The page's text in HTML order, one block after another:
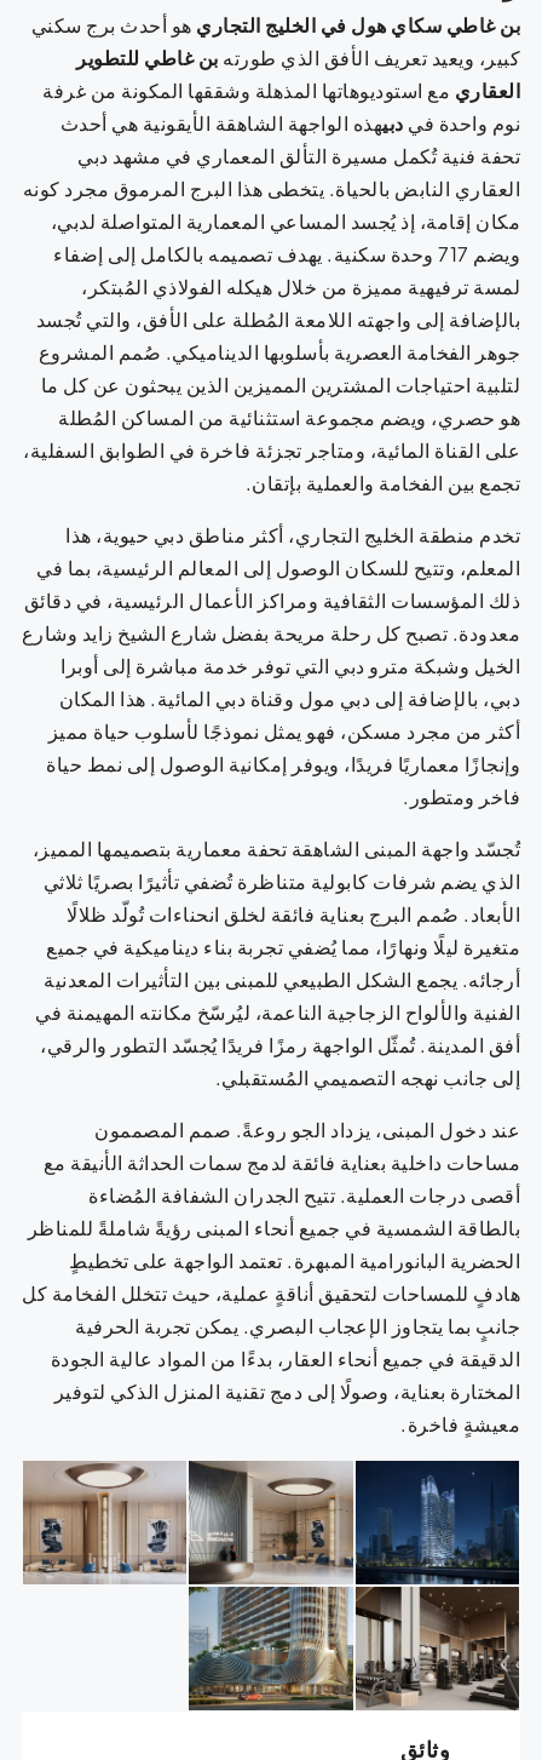
بن غاطي سكاي هول في الخليج التجاري هو أحدث برج سكني
كبير، ويعيد تعريف الأفق الذي طورتهبن غاطي للتطوير
العقاريمع استوديوهاتها المذهلة وشققها المكونة من غرفة
نوم واحدة فيدبيهذه الواجهة الشاهقة الأيقونية هي أحدث
تحفة فنية تُكمل مسيرة التألق المعماري في مشهد دبي
العقاري النابض بالحياة. يتخطى هذا البرج المرموق مجرد كونه
مكان إقامة، إذ يُجسد المساعي المعمارية المتواصلة لدبي،
ويضم 717 وحدة سكنية. يهدف تصميمه بالكامل إلى إضفاء
لمسة ترفيهية مميزة من خلال هيكله الفولاذي المُبتكر،
بالإضافة إلى واجهته اللامعة المُطلة على الأفق، والتي تُجسد
جوهر الفخامة العصرية بأسلوبها الديناميكي. صُمم المشروع
لتلبية احتياجات المشترين المميزين الذين يبحثون عن كل ما
هو حصري، ويضم مجموعة استثنائية من المساكن المُطلة
على القناة المائية، ومتاجر تجزئة فاخرة في الطوابق السفلية،
تجمع بين الفخامة والعملية بإتقان.
تخدم منطقة الخليج التجاري، أكثر مناطق دبي حيوية، هذا
المعلم، وتتيح للسكان الوصول إلى المعالم الرئيسية، بما في
ذلك المؤسسات الثقافية ومراكز الأعمال الرئيسية، في دقائق
معدودة. تصبح كل رحلة مريحة بفضل شارع الشيخ زايد وشارع
الخيل وشبكة مترو دبي التي توفر خدمة مباشرة إلى أوبرا
دبي، بالإضافة إلى دبي مول وقناة دبي المائية. هذا المكان
أكثر من مجرد مسكن، فهو يمثل نموذجًا لأسلوب حياة مميز
وإنجازًا معماريًا فريدًا، ويوفر إمكانية الوصول إلى نمط حياة
فاخر ومتطور.
تُجسّد واجهة المبنى الشاهقة تحفة معمارية بتصميمها المميز،
الذي يضم شرفات كابولية متناظرة تُضفي تأثيرًا بصريًا ثلاثي
الأبعاد. صُمم البرج بعناية فائقة لخلق انحناءات تُولّد ظلالًا
متغيرة ليلًا ونهارًا، مما يُضفي تجربة بناء ديناميكية في جميع
أرجائه. يجمع الشكل الطبيعي للمبنى بين التأثيرات المعدنية
الفنية والألواح الزجاجية الناعمة، ليُرسّخ مكانته المهيمنة في
أفق المدينة. تُمثّل الواجهة رمزًا فريدًا يُجسّد التطور والرقي،
إلى جانب نهجه التصميمي المُستقبلي.
عند دخول المبنى، يزداد الجو روعةً. صمم المصممون
مساحات داخلية بعناية فائقة لدمج سمات الحداثة الأنيقة مع
أقصى درجات العملية. تتيح الجدران الشفافة المُضاءة
بالطاقة الشمسية في جميع أنحاء المبنى رؤيةً شاملةً للمناظر
الحضرية البانورامية المبهرة. تعتمد الواجهة على تخطيطٍ
هادفٍ للمساحات لتحقيق أناقةٍ عملية، حيث تتخلل الفخامة كل
جانبٍ بما يتجاوز الإعجاب البصري. يمكن تجربة الحرفية
الدقيقة في جميع أنحاء العقار، بدءًا من المواد عالية الجودة
المختارة بعناية، وصولًا إلى دمج تقنية المنزل الذكي لتوفير
معيشةٍ فاخرة.
وثائق